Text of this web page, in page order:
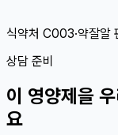
식약처 C003·약잘알
상담 준비
이 영양제 을
요